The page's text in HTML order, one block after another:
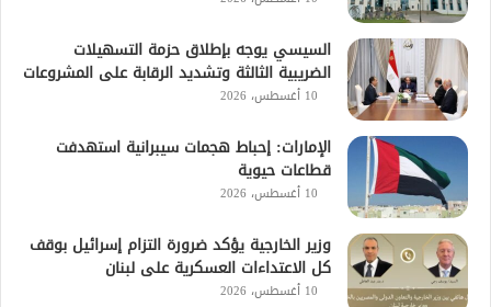
السيسي يوجه بإطلاق حزمة التسهيلات
الضريبية الثالثة وتشديد الرقابة على المشروعات
10 أغسطس، 2026
الإمارات: إحباط هجمات سيبرانية استهدفت
قطاعات حيوية
10 أغسطس، 2026
وزير الخارجية يؤكد ضرورة التزام إسرائيل بوقف
كل الاعتداءات العسكرية على لبنان
10 أغسطس، 2026